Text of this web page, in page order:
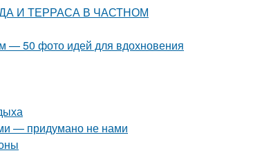
И ТЕРРАСА В ЧАСТНОМ
— 50 фото идей для вдохновения
— придумано не нами